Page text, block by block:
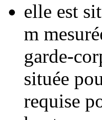
elle est
m
garde-
située
requise